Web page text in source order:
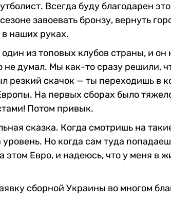
Всегда буду благодарен
завоевать бронзу, вернуть
наших руках.
из топовых клубов страны, и он
не думал. Мы как-то сразу решили,
резкий скачок — ты переходишь в
На первых сборах было
Потом привык.
сказка. Когда смотришь на
уровень. Но когда сам туда
этом Евро, и надеюсь, что у меня в
сборной Украины во многом